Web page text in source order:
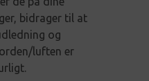
bidrager til at
og
luften er